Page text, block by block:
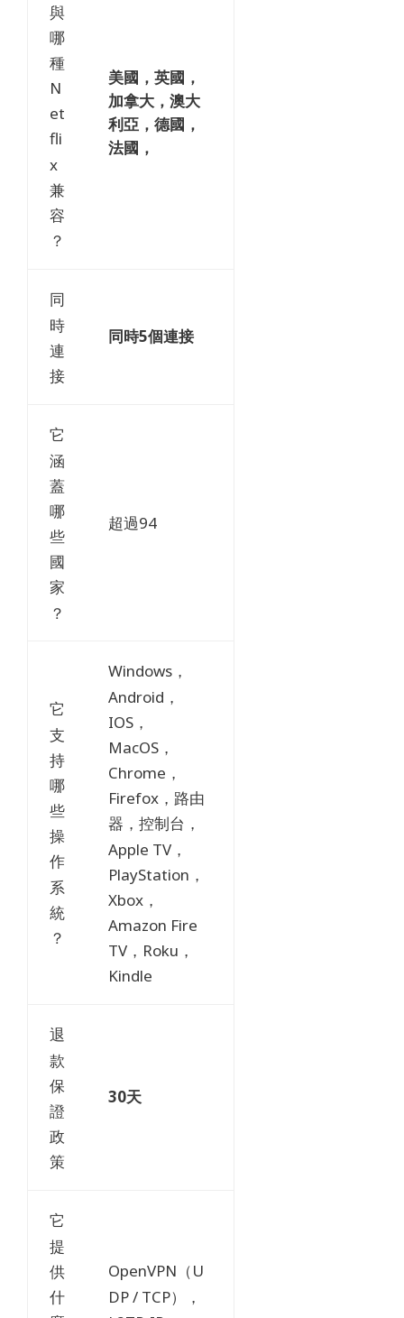
與
哪
種
N
Et
Fli
X
兼
容
？
美國，英國，
加拿大，澳大
利亞，德國，
法國，
同
時
連
接
同時5個連接
它
涵
蓋
哪
些
國
家
？
超過94
它
支
持
哪
些
操
作
系
統
？
Windows，
Android，
IOS，
MacOS，
Chrome，
Firefox，路由
器，控制台，
Apple TV，
PlayStation，
Xbox，
Amazon Fire
TV，Roku，
Kindle
退
款
保
證
政
策
30天
它
提
供
什
OpenVPN（U
DP / TCP），